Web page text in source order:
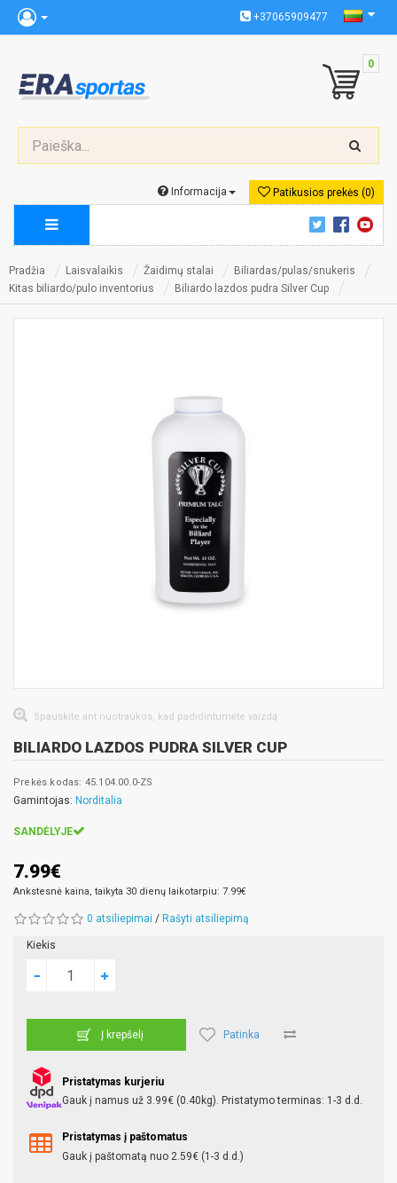
+37065909477
0
Patikusios prekės (0)
Informacija
Pradžia Laisvalaikis Žaidimų stalai
Biliardas/pulas/snukeris
Kitas biliardo/pulo inventorius
Biliardo lazdos pudra Silver Cup
Spauskite ant nuotraukos, kad padidintumėte vaizdą
BILIARDO LAZDOS PUDRA SILVER CUP
Prekės kodas: 45.104.00.0-ZS
Gamintojas: Norditalia
SANDĖLYJE
7.99€
Ankstesnė kaina, taikyta 30 dienų laikotarpiu: 7.99€
0 atsiliepimai / Rašyti atsiliepimą
Kiekis
Į krepšelį Patinka
Pristatymas kurjeriu
Gauk į namus už 3.99€ (0.40kg). Pristatymo terminas: 1-3 d.d.
Pristatymas į paštomatus
Gauk į paštomatą nuo 2.59€ (1-3 d.d.)